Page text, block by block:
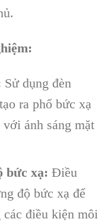
Sử dụng đèn
ra phổ bức xạ
với ánh sáng mặt
bức xạ: Điều
độ bức xạ để
các điều kiện môi